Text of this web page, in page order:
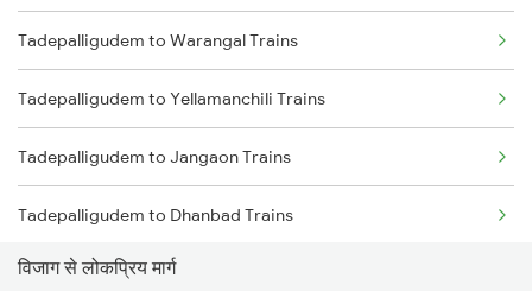
Visakhapatnam to Brahmapur Trains
Visakhapatnam to Bhubaneswar Trains
Visakhapatnam to Annavaram Trains
Visakhapatnam to Nidadavolu Trains
Visakhapatnam to Kasibugga Trains
Tadepalligudem to Warangal Trains
Tadepalligudem to Yellamanchili Trains
Tadepalligudem to Jangaon Trains
Tadepalligudem to Dhanbad Trains
Tadepalligudem to Koppal Trains
विजाग से लोकप्रिय मार्ग